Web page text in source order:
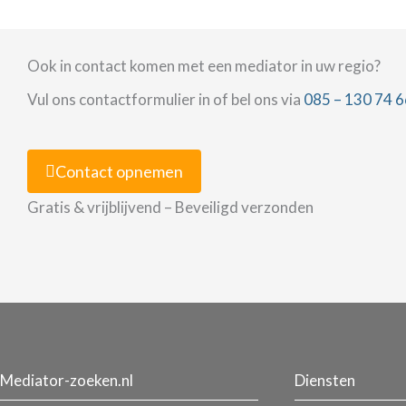
Ook in contact komen met een mediator in uw regio?
Vul ons contactformulier in of bel ons via 085 – 130 74
Contact opnemen
Gratis & vrijblijvend – Beveiligd verzonden
Mediator-zoeken.nl Diensten